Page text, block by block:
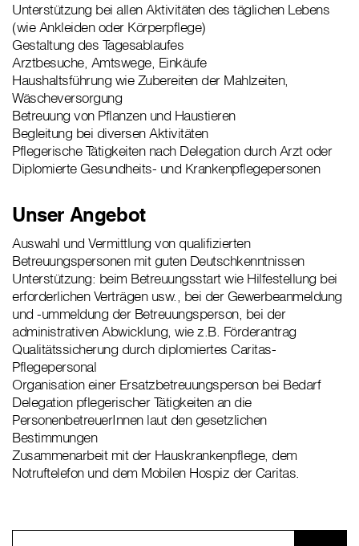
Unterstützung bei allen Aktivitäten des täglichen Lebens
(wie Ankleiden oder Körperpflege)
Gestaltung des Tagesablaufes
Arztbesuche, Amtswege, Einkäufe
Haushaltsführung wie Zubereiten der Mahlzeiten,
Wäscheversorgung
Betreuung von Pflanzen und Haustieren
Begleitung bei diversen Aktivitäten
Pflegerische Tätigkeiten nach Delegation durch Arzt oder
Diplomierte Gesundheits- und Krankenpflegepersonen
Unser Angebot
Auswahl und Vermittlung von qualifizierten
Betreuungspersonen mit guten Deutschkenntnissen
Unterstützung: beim Betreuungsstart wie Hilfestellung bei
erforderlichen Verträgen usw., bei der Gewerbeanmeldung
und -ummeldung der Betreuungsperson, bei der
administrativen Abwicklung, wie z.B. Förderantrag
Qualitätssicherung durch diplomiertes Caritas-
Pflegepersonal
Organisation einer Ersatzbetreuungsperson bei Bedarf
Delegation pflegerischer Tätigkeiten an die
PersonenbetreuerInnen laut den gesetzlichen
Bestimmungen
Zusammenarbeit mit der Hauskrankenpflege, dem
Notruftelefon und dem Mobilen Hospiz der Caritas.